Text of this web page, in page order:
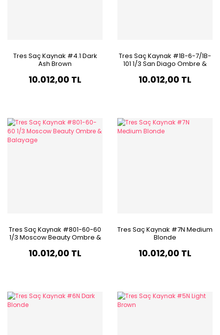
Tres Saç Kaynak #4.1 Dark
Ash Brown
10.012,00 TL
Tres Saç Kaynak #1B-6-7/1B-
101 1/3 San Diago Ombre &
10.012,00 TL
Tres Saç Kaynak #801-60-60
1/3 Moscow Beauty Ombre &
10.012,00 TL
Tres Saç Kaynak #7N Medium
Blonde
10.012,00 TL